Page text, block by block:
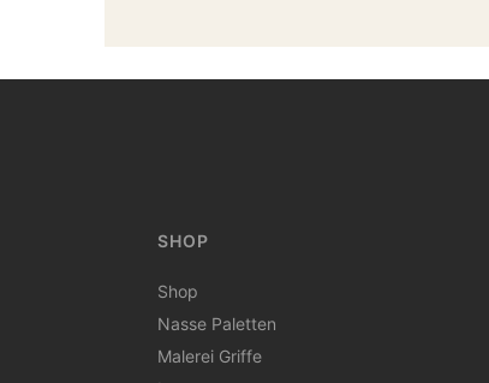
SHOP
Shop
Nasse Paletten
Malerei Griffe